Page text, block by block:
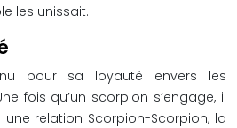
les unissait.
pour sa loyauté envers les
fois qu’un scorpion s’engage, il
relation Scorpion-Scorpion, la